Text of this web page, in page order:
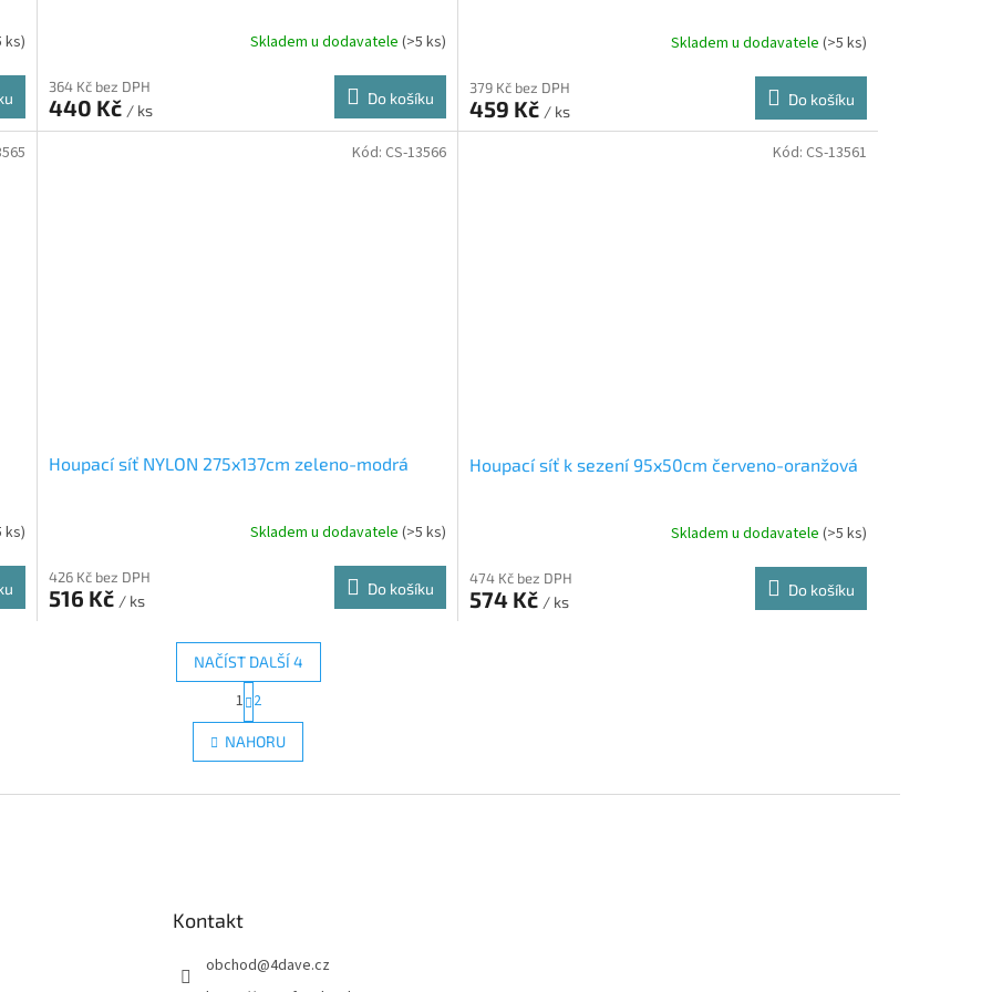
ks) Skladem u dodavatele (>5 ks)
364 Kč bez DPH
440 Kč / ks
Do košíku
Skladem u dodavatele (>5 ks)
379 Kč bez DPH
459 Kč / ks
Do košíku
ks)
Houpací síť NYLON 275x137cm zeleno-modrá
Skladem u dodavatele (>5 ks)
426 Kč bez DPH
516 Kč / ks
Do košíku
Kód: CS-13566
Houpací síť k sezení 95x50cm červeno-oranžová
Skladem u dodavatele (>5 ks)
474 Kč bez DPH
574 Kč / ks
Do košíku
Kód: CS-13561
O
v
l
d
y
NAČÍST DALŠÍ 4
S
t
r
á
n
1 2
NAHORU
Kontakt
obchod@4dave.cz